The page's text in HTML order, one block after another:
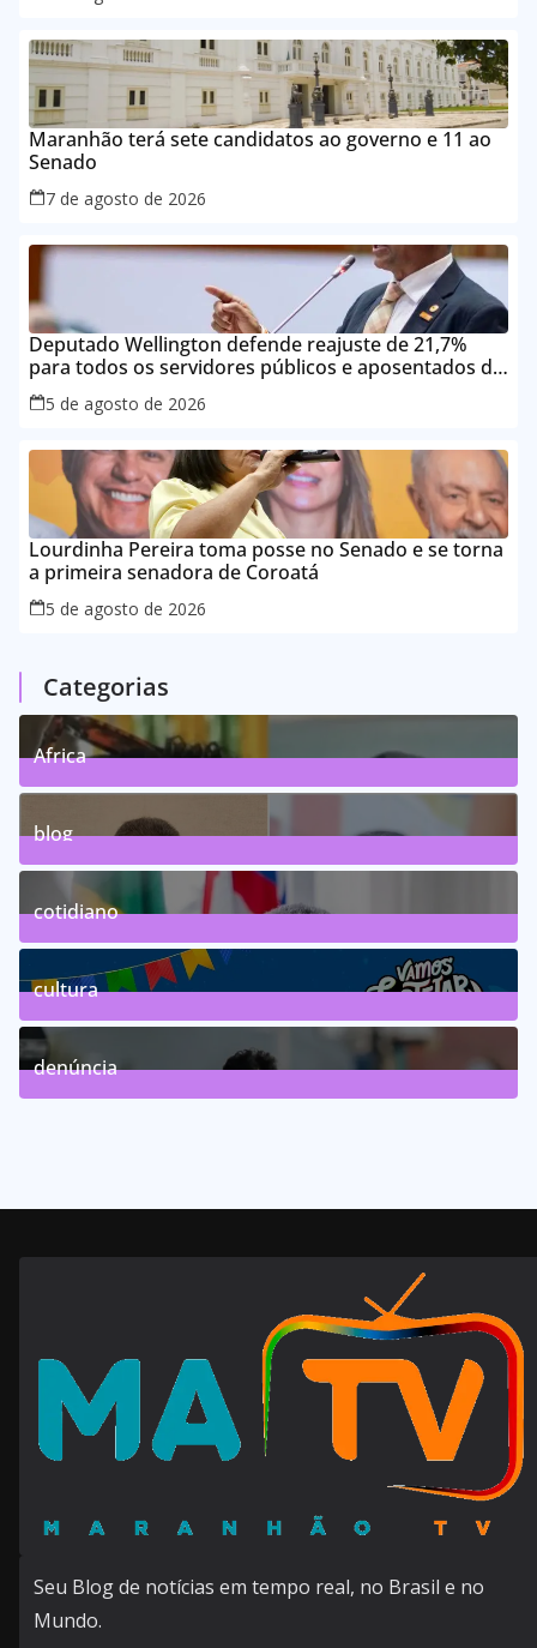
Maranhão terá sete candidatos ao governo e 11 ao
Senado
7 de agosto de 2026
Deputado Wellington defende reajuste de 21,7%
para todos os servidores públicos e aposentados do
Maranhão
5 de agosto de 2026
Lourdinha Pereira toma posse no Senado e se torna
a primeira senadora de Coroatá
5 de agosto de 2026
Categorias
Africa
0Posts
blog
75Posts
cotidiano
46Posts
cultura
63Posts
denúncia
Seu Blog de notícias em tempo real, no Brasil e no
Mundo.